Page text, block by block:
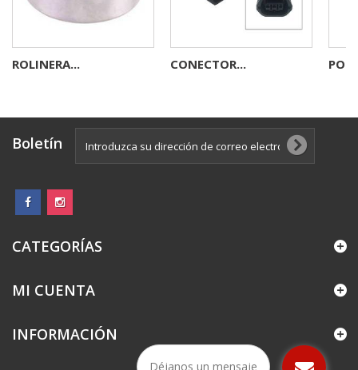
Déjanos un mensaje
ROLINERA... CONECTOR...
Boletín
CATEGORÍAS
MI CUENTA
INFORMACIÓN